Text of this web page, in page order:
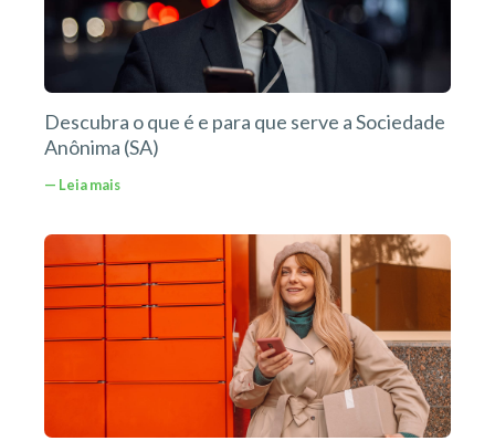
Descubra o que é e para que serve a Sociedade
Anônima (SA)
— Leia mais